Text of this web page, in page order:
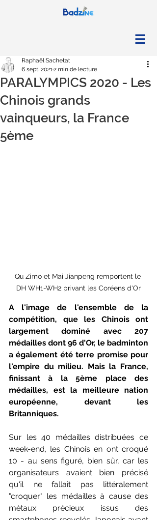
PARALYMPICS 2020 - Les
Chinois grands
vainqueurs, la France
5ème
Raphaël Sachetat
6 sept. 20212 min de lecture
Qu Zimo et Mai Jianpeng remportent le
DH WH1-WH2 privant les Coréens d'Or
A l'image de l'ensemble de la
compétition, que les Chinois ont
largement dominé avec 207
médailles dont 96 d'Or, le badminton
a également été terre promise pour
l'empire du milieu. Mais la France,
finissant à la 5ème place des
médailles, est la meilleure nation
européenne, devant les
Britanniques.
Sur les 40 médailles distribuées ce
week-end, les Chinois en ont croqué
10 - au sens figuré, bien sûr, car les
organisateurs avaient bien précisé
qu'il ne fallait pas littéralement
"croquer" les médailles à cause des
métaux précieux issus des